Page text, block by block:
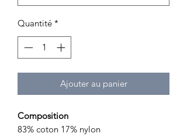
Quantité *
Ajouter au panier
Composition
83% coton 17% nylon